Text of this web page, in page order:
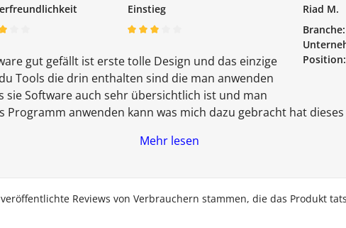
Einstieg
Riad M.
Branche:
Position:
gut gefällt ist erste tolle Design und das einzige
Tools die drin enthalten sind die man anwenden
sie Software auch sehr übersichtlich ist und man
Programm anwenden kann was mich dazu gebracht hat
Mehr lesen
Reviews von Verbrauchern stammen, die das Produkt